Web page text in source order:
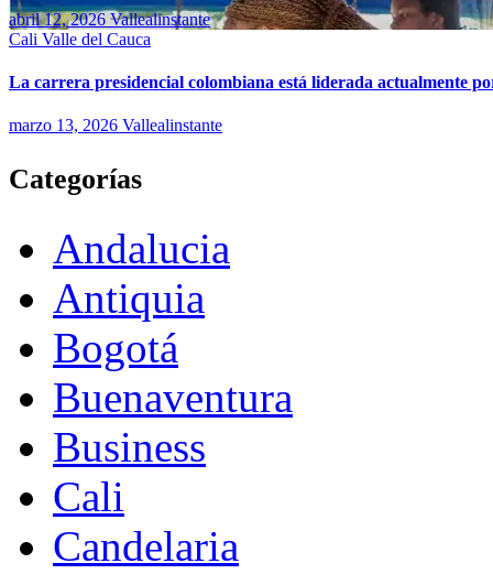
abril 12, 2026 Vallealinstante
Cali Valle del Cauca
La carrera presidencial colombiana está liderada actualmente
marzo 13, 2026 Vallealinstante
Categorías
Andalucia
Antiquia
Bogotá
Buenaventura
Business
Cali
Candelaria